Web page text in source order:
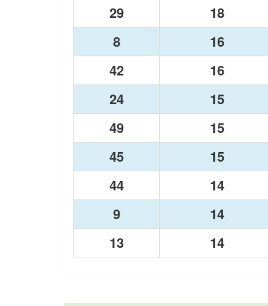
29
18
8
16
42
16
24
15
49
15
45
15
44
14
9
14
13
14